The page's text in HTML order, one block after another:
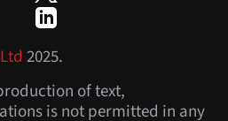
2025.
of text,
is not permitted in any